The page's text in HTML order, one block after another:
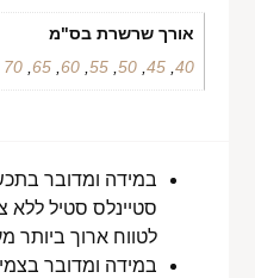
אורך שרשרת בס"מ
40
,
45
,
50
,
55
,
60
,
65
,
70
סטיינלס סטיל ללא
לטווח ארוך ביותר
במידה ומדובר